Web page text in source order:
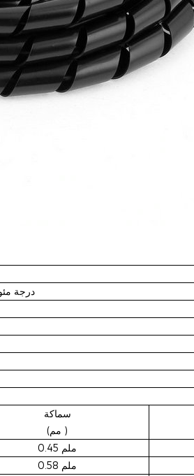
-30 درجة مئوية
سماكة
)
0.45 ملم
0.58 ملم